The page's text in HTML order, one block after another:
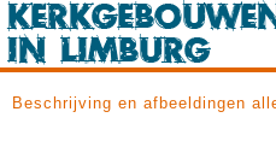
Beschrijving en afbeeldingen